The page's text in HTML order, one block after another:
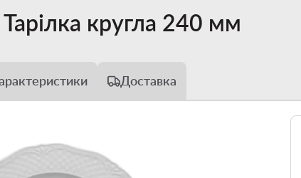
кругла 240 мм
Доставка